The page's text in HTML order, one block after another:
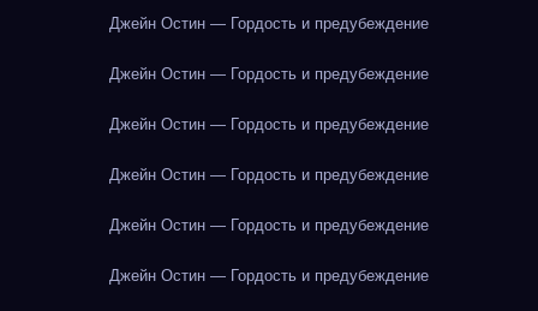
Джейн Остин — Гордость и предубеждение
Джейн Остин — Гордость и предубеждение
Джейн Остин — Гордость и предубеждение
Джейн Остин — Гордость и предубеждение
Джейн Остин — Гордость и предубеждение
Джейн Остин — Гордость и предубеждение